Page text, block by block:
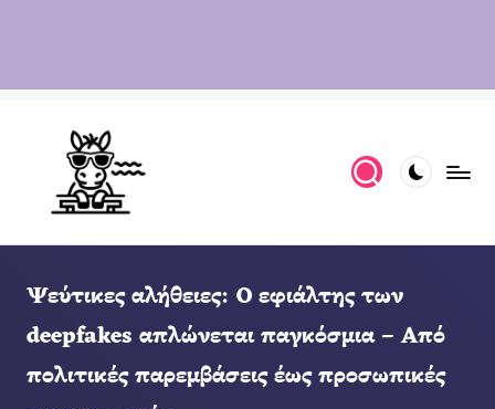
Ψεύτικες αλήθειες: Ο εφιάλτης των
deepfakes απλώνεται παγκόσμια – Από
πολιτικές παρεμβάσεις έως προσωπικές